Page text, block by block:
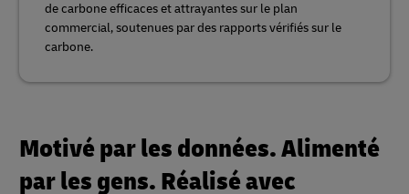
de carbone efficaces et attrayantes sur le plan
commercial, soutenues par des rapports vérifiés sur le
carbone.
Motivé par les données. Alimenté
par les gens. Réalisé avec